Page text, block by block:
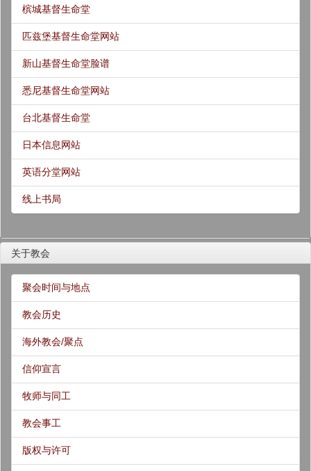
槟城基督生命堂
匹兹堡基督生命堂网站
新山基督生命堂脸谱
悉尼基督生命堂网站
台北基督生命堂
日本信息网站
英语分堂网站
线上书局
关于教会
聚会时间与地点
教会历史
海外教会/聚点
信仰宣言
牧师与同工
教会事工
版权与许可